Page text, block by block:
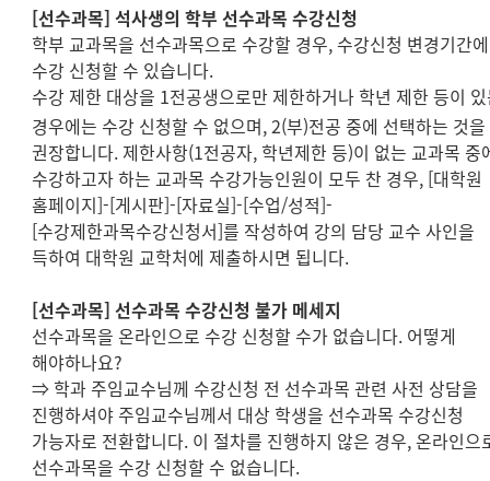
[선수과목]석사생의 학부 선수과목 수강신청
학부 교과목을 선수과목으로 수강할 경우,수강신청 변경기간
수강 신청할 수 있습니다.
수강 제한 대상을 1전공생으로만 제한하거나 학년 제한 등이
경우에는 수강 신청할 수 없으며,2(부)전공 중에 선택하는 것을
권장합니다.제한사항(1전공자, 학년제한 등)이 없는 교과목 중
수강하고자 하는 교과목 수강가능인원이 모두 찬 경우, [대학원
홈페이지]-[게시판]-[자료실]-[수업/성적]-
[수강제한과목수강신청서]를 작성하여 강의 담당 교수 사인을
득하여 대학원 교학처에 제출하시면 됩니다.
[선수과목]선수과목 수강신청 불가 메세지
선수과목을 온라인으로 수강 신청할 수가 없습니다. 어떻게
해야하나요?
⇒ 학과 주임교수님께 수강신청 전 선수과목 관련 사전 상담을
진행하셔야 주임교수님께서 대상 학생을 선수과목 수강신청
가능자로 전환합니다. 이 절차를 진행하지 않은 경우,온라인으
선수과목을 수강 신청할 수 없습니다.